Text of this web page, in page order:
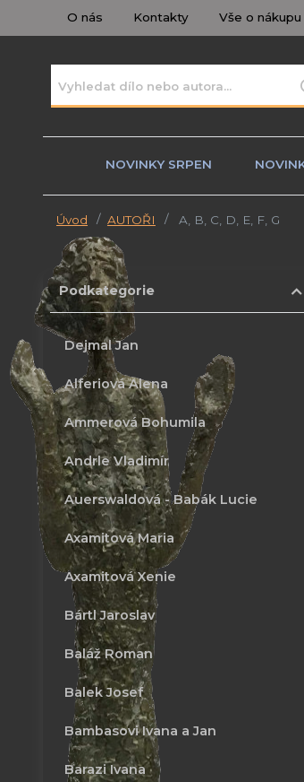
O nás Kontakty Vše o nákupu
NOVINKY SRPEN
Úvod AUTOŘI A, B, C, D, E, F, G
Podkategorie
Dejmal Jan
Alferiová Alena
Ammerová Bohumila
Andrle Vladimír
Auerswaldová - Babák Lucie
Axamitová Maria
Axamitová Xenie
Bártl Jaroslav
Baláž Roman
Balek Josef
Bambasovi Ivana a Jan
Barazi Ivana